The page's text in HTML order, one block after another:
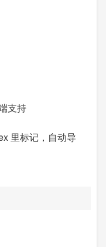
支持
里标记，自动导